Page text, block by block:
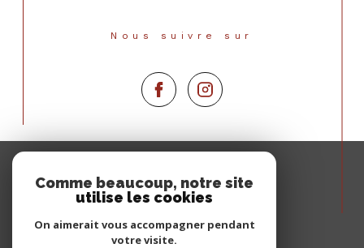
Nous suivre sur
PROPRIÉTAIRE
Se connecter
Comme beaucoup, notre site
utilise les cookies
On aimerait vous accompagner pendant
votre visite.